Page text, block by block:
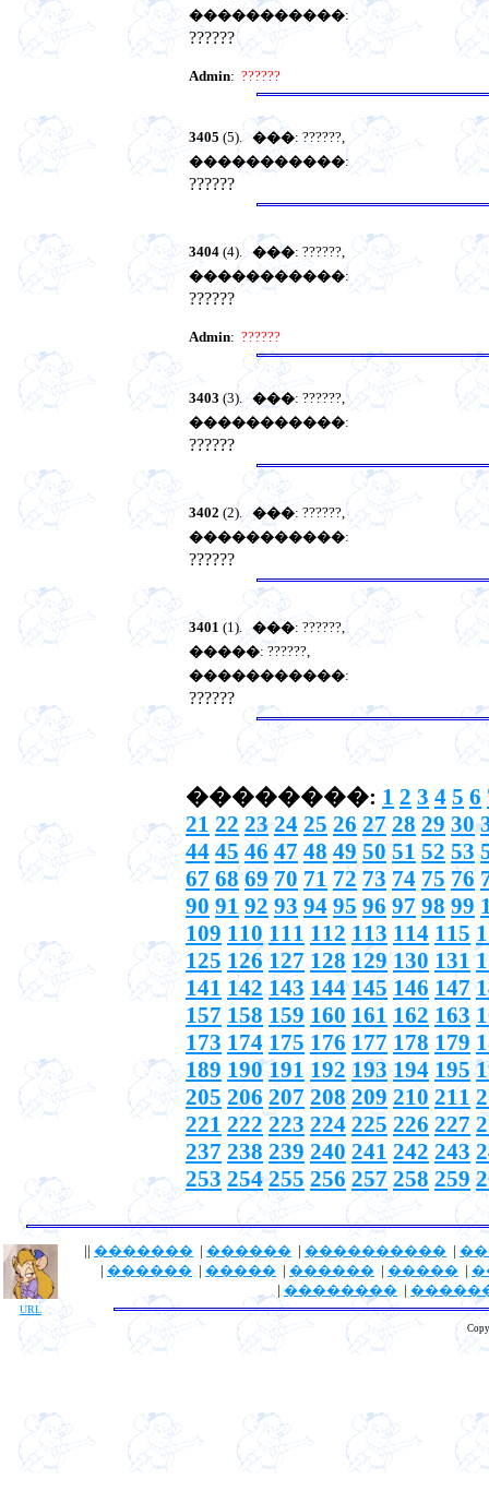
�����������:
??????
Admin: ??????
3405 (5).���: ??????,
�����������:
??????
3404 (4).���: ??????,
�����������:
??????
Admin: ??????
3403 (3).���: ??????,
�����������:
??????
3402 (2).���: ??????,
�����������:
??????
3401 (1).���: ??????,
�����: ??????,
�����������:
??????
��������: 1 2 3 4 5 6
21 22 23 24 25 26 27 28 29 30
44 45 46 47 48 49 50 51 52 53
67 68 69 70 71 72 73 74 75 76
90 91 92 93 94 95 96 97 98 99
109 110 111 112 113 114 115
125 126 127 128 129 130 131
141 142 143 144 145 146 147
157 158 159 160 161 162 163
173 174 175 176 177 178 179
189 190 191 192 193 194 195
205 206 207 208 209 210 211
221 222 223 224 225 226 227
237 238 239 240 241 242 243
253 254 255 256 257 258 259
URL
|| ������� | ������ | ���������� |
| ������ | ����� | ������ | ����� |
| �������� |